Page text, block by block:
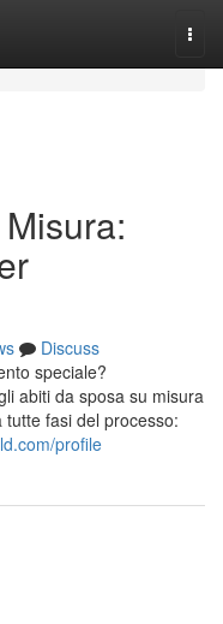
Discuss
speciale?
abiti da sposa su misura
fasi del processo:
profile